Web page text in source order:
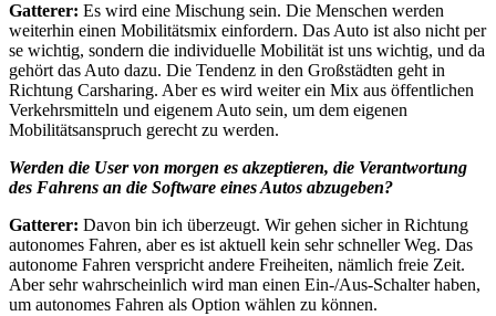
Gatterer: Es wird eine Mischung sein. Die Menschen werden
weiterhin einen Mobilitätsmix einfordern. Das Auto ist also nicht per
se wichtig, sondern die individuelle Mobilität ist uns wichtig, und da
gehört das Auto dazu. Die Tendenz in den Großstädten geht in
Richtung Carsharing. Aber es wird weiter ein Mix aus öffentlichen
Verkehrsmitteln und eigenem Auto sein, um dem eigenen
Mobilitätsanspruch gerecht zu werden.
Werden die User von morgen es akzeptieren, die Verantwortung
des Fahrens an die Software eines Autos abzugeben?
Gatterer: Davon bin ich überzeugt. Wir gehen sicher in Richtung
autonomes Fahren, aber es ist aktuell kein sehr schneller Weg. Das
autonome Fahren verspricht andere Freiheiten, nämlich freie Zeit.
Aber sehr wahrscheinlich wird man einen Ein-/Aus-Schalter haben,
um autonomes Fahren als Option wählen zu können.